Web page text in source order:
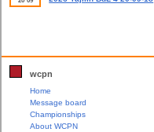
wcpn
Home
Message board
Championships
About WCPN